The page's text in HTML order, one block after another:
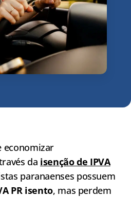
economizar
da isenção de IPVA
paranaenses possuem
PR isento, mas perdem